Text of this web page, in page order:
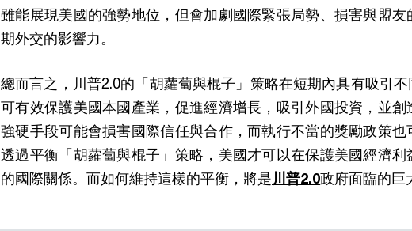
雖能展現美國的強勢地位，但會加劇國際緊張局勢、損害與盟
期外交的影響力。
總而言之，川普2.0的「胡蘿蔔與棍子」策略在短期內具有吸引
可有效保護美國本國產業，促進經濟增長，吸引外國投資，並
強硬手段可能會損害國際信任與合作，而執行不當的獎勵政策
透過平衡「胡蘿蔔與棍子」策略，美國才可以在保護美國經濟
的國際關係。而如何維持這樣的平衡，將是川普2.0政府面臨​​的巨